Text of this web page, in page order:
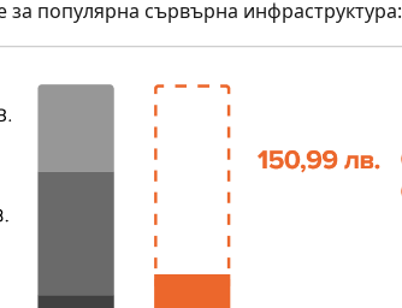
за популярна сървърна инфраструктура: